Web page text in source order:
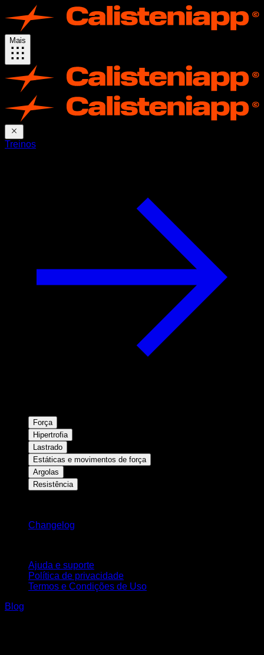
Mais
Treinos
Força
Hipertrofia
Lastrado
Estáticas e movimentos de força
Argolas
Resistência
Changelog
Ajuda e suporte
Política de privacidade
Termos e Condições de Uso
Blog